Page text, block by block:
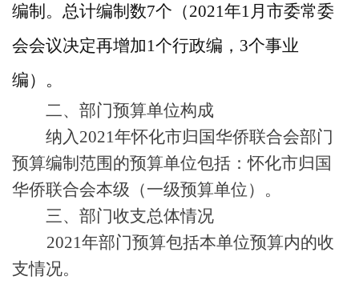
编制。总计编制数7个（2021年1月市委常委
会会议决定再增加1个行政编，3个事业
编）。
二、部门预算单位构成
纳入 2021年怀化市归国华侨联合会部门
预算编制范围的预算单位包括：怀化市归国
华侨联合会本级（一级预算单位 ） 。
三、部门收支总体情况
2021年部门预算包括本单位预算内的收
支情况。